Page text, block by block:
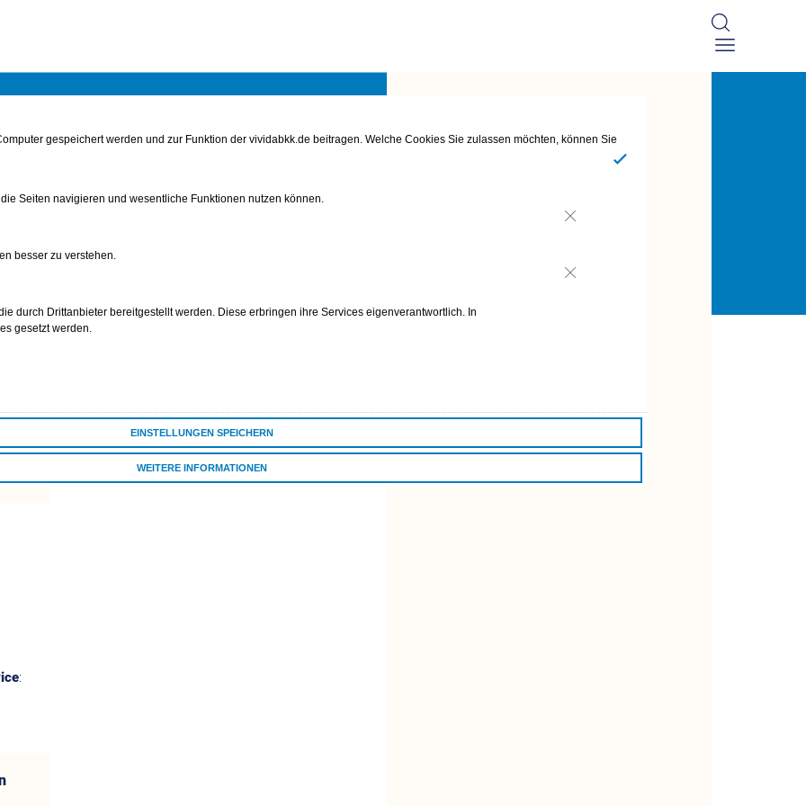
gespeichert werden und zur Funktion der vividabkk.de beitragen. Welche Cookies Sie zulassen möchten, können Sie
Seiten navigieren und wesentliche Funktionen nutzen können.
besser zu verstehen.
durch Drittanbieter bereitgestellt werden. Diese erbringen ihre Services eigenverantwortlich. In
gesetzt werden.
EINSTELLUNGEN SPEICHERN
WEITERE INFORMATIONEN
: